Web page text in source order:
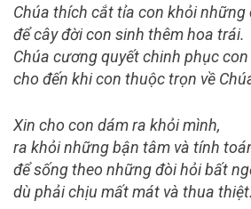
Chúa thích cắt tỉa con khỏi những
để cây đời con sinh thêm hoa trái.
Chúa cương quyết chinh phục con
cho đến khi con thuộc trọn về
Xin cho con dám ra khỏi mình,
ra khỏi những bận tâm và tính
để sống theo những đòi hỏi bất
dù phải chịu mất mát và thua thiệt.